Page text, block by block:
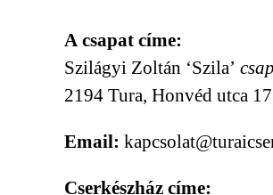
A csapat címe:
Szilágyi Zoltán ‘Szila’
2194 Tura, Honvéd utca
Email:
Cserkészház címe: